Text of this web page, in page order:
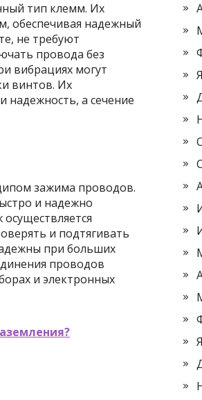
тип клемм. Их
обеспечивая надежный
не требуют
провода без
вибрациях могут
винтов. Их
надежность, а сечение
зажима проводов.
и надежно
и подтягивать
при больших
проводов
и электронных